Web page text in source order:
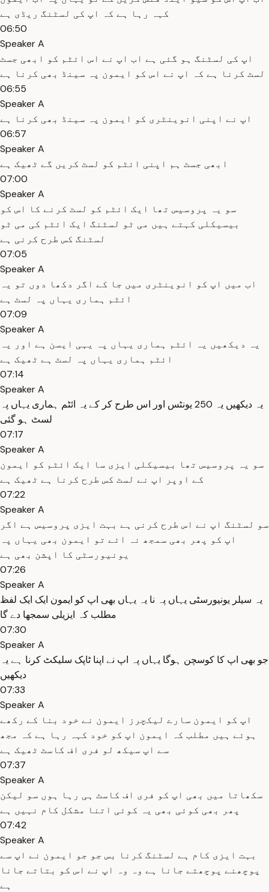
کہہ رہا ہے کہ اپ کی لسٹنگ ریڈی ہے
06:50
Speaker A
اپ کی لسٹنگ ہو گئی ہے اب اپ نے اس ائٹم کو ابھی جسٹ
لسٹ کرنا ہے کہ اپ نے اس کو ایمون پہ سینڈ بھی کرنا ہے
06:55
Speaker A
اپ نے اپنی انوینٹری کو ایمون پہ سینڈ بھی کرنا ہے
06:57
Speaker A
ابھی جسٹ ہم اپنی ائٹم کو لسٹ کریں گے ٹھیک ہے
07:00
Speaker A
سو یہ پروسیس تھا ایک ائٹم کو لسٹ کرنے کا اس کو
بیسیکلی کہتے ہیں می ٹو لسٹنگ ایک ائٹم کی می ٹو
لسٹنگ کس طرح کرنی ہے
07:05
Speaker A
اب میں اپ کو انوینٹری میں جا کے اگر دکھا دوں تو یہ
ائٹم ہماری یہاں پہ لسٹ ہے
07:09
Speaker A
یہ دیکھیں یہ ائٹم ہماری یہاں پہ یہی ایسن ہے اور یہ
ائٹم ہماری یہاں پہ لسٹ ہے ٹھیک ہے
07:14
Speaker A
یہ دیکھیں یہ 250 یونٹس اور اس طرح کر کے یہ ائٹم ہماری یہاں پہ
لسٹ ہو گئی
07:17
Speaker A
سو یہ پروسیس تھا بیسیکلی ایزی سا ایک ائٹم کو ایمون
کے اوپر اپ نے لسٹ کس طرح کرنا ہے ٹھیک ہے
07:22
Speaker A
سو لسٹنگ اپ نے اس طرح کرنی ہے بہت ایزی پروسیس ہے اگر
اپ کو پھر بھی سمجھ نہ ائے تو ایمون بھی یہاں پہ
یونیورسٹی کا اپشن بھی ہے
07:26
Speaker A
یہ سیلر یونیورسٹی یہاں پہ نا یہ یہاں بھی اپ کو ایمون ایک ایک لفظ
مطلب کہ ایزیلی سمجھا دے گا
07:30
Speaker A
جو بھی اپ کا کوسچن ہوگا یہاں پہ اپ نے اپنا ٹاپک سلیکٹ کرنا ہے یہ
دیکھیں
07:33
Speaker A
اپ کو ایمون سارے لیکچرز ایمون نے خود بنا کے رکھے
ہوئے ہیں مطلب کہ ایمون اپ کو خود کہہ رہا ہے کہ مجھ
سے اپ سیکھ لو فری اف کاسٹ ٹھیک ہے
07:37
Speaker A
سکھاتا میں بھی اپ کو فری اف کاسٹ ہی رہا ہوں سو لیکن
پھر بھی کوئی بھی یہ کوئی اتنا مشکل کام نہیں ہے
07:42
Speaker A
بہت ایزی کام ہے لسٹنگ کرنا بس جو جو ایمون نے اپ سے
پوچھنے پوچھتے جانا ہے وہ وہ اپ نے اس کو بتاتے جانا
ہے